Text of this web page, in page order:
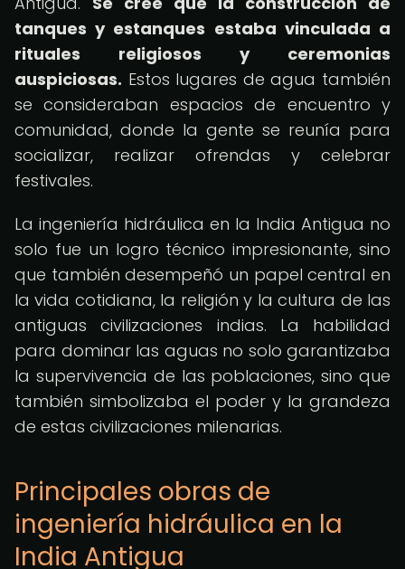
tanques y estanques estaba vinculada a
rituales religiosos y ceremonias
auspiciosas. Estos lugares de agua también
se consideraban espacios de encuentro y
comunidad, donde la gente se reunía para
socializar, realizar ofrendas y celebrar
festivales.
La ingeniería hidráulica en la India Antigua no
solo fue un logro técnico impresionante, sino
que también desempeñó un papel central en
la vida cotidiana, la religión y la cultura de las
antiguas civilizaciones indias. La habilidad
para dominar las aguas no solo garantizaba
la supervivencia de las poblaciones, sino que
también simbolizaba el poder y la grandeza
de estas civilizaciones milenarias.
Principales obras de
ingeniería hidráulica en la
India Antigua